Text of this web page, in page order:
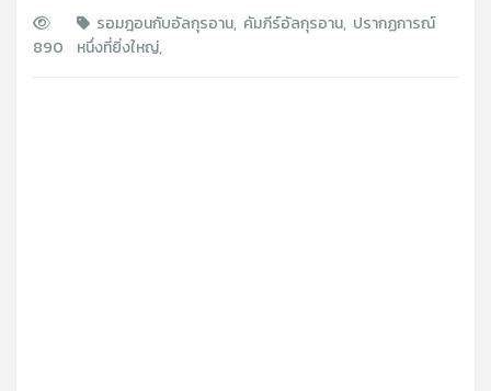
890
รอมฎอนกับอัลกุรอาน, คัมภีร์อัลกุรอาน, ปรากฏการณ์
หนึ่งที่ยิ่งใหญ่,